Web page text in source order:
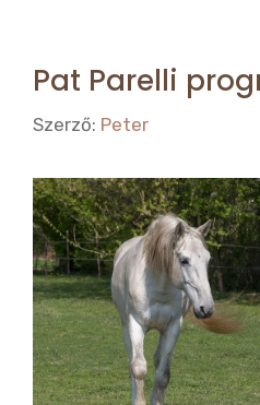
Pat Parelli
Szerző: Peter